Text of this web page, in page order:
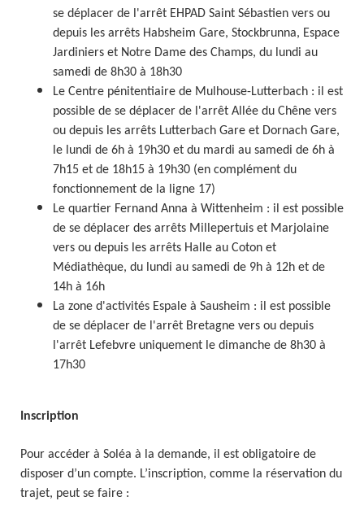
se déplacer de l'arrêt EHPAD Saint Sébastien vers ou
depuis les arrêts Habsheim Gare, Stockbrunna, Espace
Jardiniers et Notre Dame des Champs, du lundi au
samedi de 8h30 à 18h30
Le Centre pénitentiaire de Mulhouse-Lutterbach : il est
possible de se déplacer de l'arrêt Allée du Chêne vers
ou depuis les arrêts Lutterbach Gare et Dornach Gare,
le lundi de 6h à 19h30 et du mardi au samedi de 6h à
7h15 et de 18h15 à 19h30 (en complément du
fonctionnement de la ligne 17)
Le quartier Fernand Anna à Wittenheim : il est possible
de se déplacer des arrêts Millepertuis et Marjolaine
vers ou depuis les arrêts Halle au Coton et
Médiathèque, du lundi au samedi de 9h à 12h et de
14h à 16h
La zone d'activités Espale à Sausheim : il est possible
de se déplacer de l'arrêt Bretagne vers ou depuis
l'arrêt Lefebvre uniquement le dimanche de 8h30 à
17h30
Inscription
Pour accéder à Soléa à la demande, il est obligatoire de
disposer d’un compte. L’inscription, comme la réservation du
trajet, peut se faire :